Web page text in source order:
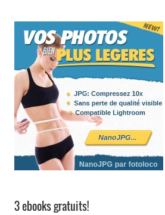
3 ebooks gratuits!